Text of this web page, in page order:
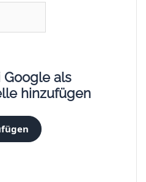
Google als
hinzufügen